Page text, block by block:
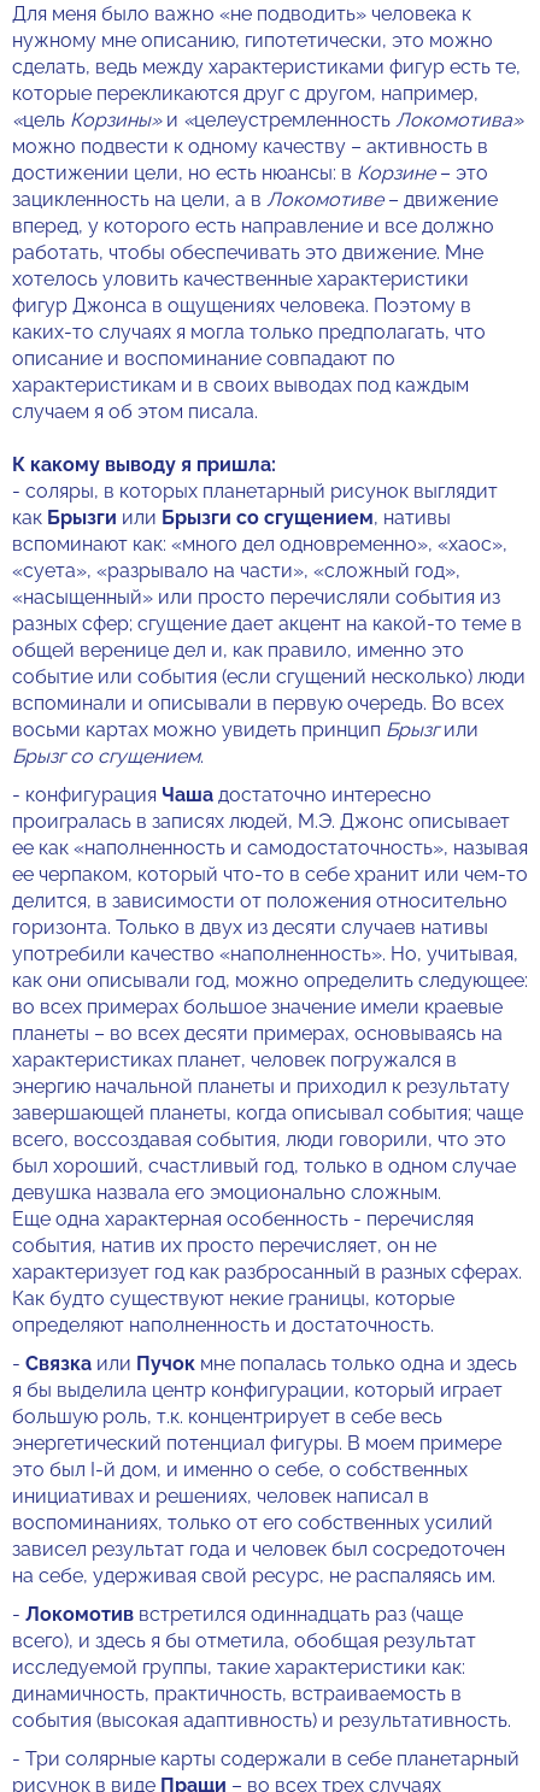
Для меня было важно «не подводить» человека к
нужному мне описанию, гипотетически, это можно
сделать, ведь между характеристиками фигур есть те,
которые перекликаются друг с другом, например,
«цель Корзины»и «целеустремленность Локомотива»
можно подвести к одному качеству – активность в
достижении цели, но есть нюансы: в Корзине– это
зацикленность на цели, а в Локомотиве– движение
вперед, у которого есть направление и все должно
работать, чтобы обеспечивать это движение. Мне
хотелось уловить качественные характеристики
фигур Джонса в ощущениях человека. Поэтому в
каких-то случаях я могла только предполагать, что
описание и воспоминание совпадают по
характеристикам и в своих выводах под каждым
случаем я об этом писала.
К какому выводу я пришла:
- соляры, в которых планетарный рисунок выглядит
как Брызги или Брызги со сгущением, нативы
вспоминают как: «много дел одновременно», «хаос»,
«суета», «разрывало на части», «сложный год»,
«насыщенный» или просто перечисляли события из
разных сфер; сгущение дает акцент на какой-то теме в
общей веренице дел и, как правило, именно это
событие или события (если сгущений несколько) люди
вспоминали и описывали в первую очередь. Во всех
восьми картах можно увидеть принцип Брызгили
Брызг со сгущением.
- конфигурация Чаша достаточно интересно
проигралась в записях людей, М.Э. Джонс описывает
ее как «наполненность и самодостаточность», называя
ее черпаком, который что-то в себе хранит или чем-то
делится, в зависимости от положения относительно
горизонта. Только в двух из десяти случаев нативы
употребили качество «наполненность». Но, учитывая,
как они описывали год, можно определить следующее:
во всех примерах большое значение имели краевые
планеты – во всех десяти примерах, основываясь на
характеристиках планет, человек погружался в
энергию начальной планеты и приходил к результату
завершающей планеты, когда описывал события; чаще
всего, воссоздавая события, люди говорили, что это
был хороший, счастливый год, только в одном случае
девушка назвала его эмоционально сложным.
Еще одна характерная особенность - перечисляя
события, натив их просто перечисляет, он не
характеризует год как разбросанный в разных сферах.
Как будто существуют некие границы, которые
определяют наполненность и достаточность.
- Связка или Пучок мне попалась только одна и здесь
я бы выделила центр конфигурации, который играет
большую роль, т.к. концентрирует в себе весь
энергетический потенциал фигуры. В моем примере
это был I-й дом, и именно о себе, о собственных
инициативах и решениях, человек написал в
воспоминаниях, только от его собственных усилий
зависел результат года и человек был сосредоточен
на себе, удерживая свой ресурс, не распаляясь им.
- Локомотив встретился одиннадцать раз (чаще
всего), и здесь я бы отметила, обобщая результат
исследуемой группы, такие характеристики как:
динамичность, практичность, встраиваемость в
события (высокая адаптивность) и результативность.
- Три солярные карты содержали в себе планетарный
рисунок в виде Пращи – во всех трех случаях